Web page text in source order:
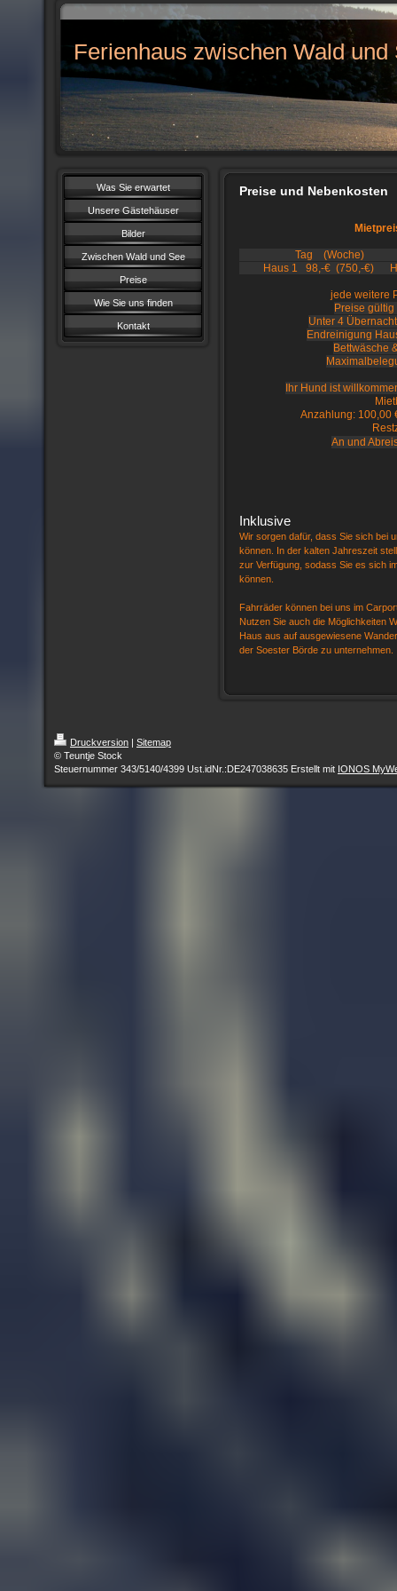
Ferienhaus zwischen Wald und
Was Sie erwartet
Unsere Gästehäuser
Bilder
Zwischen Wald und See
Preise
Wie Sie uns finden
Kontakt
Preise und Nebenkosten
Tag
Haus 1 98,-€ (750,-€)
jede weitere
Preise
Unter 4
Endreinigung
Bettwäsche
Ihr Hund ist
Anzahlung: 100,00 €
An und
Inklusive
Wir sorgen dafür, dass Sie sich bei
können. In der kalten Jahreszeit
zur Verfügung, sodass Sie es sich
können.
Fahrräder können bei uns im
Nutzen Sie auch die Möglichkeiten
Haus aus auf ausgewiesene
der Soester Börde zu unternehmen.
Druckversion | Sitemap
© Teuntje Stock
Steuernummer 343/5140/4399 Ust.idNr.:DE247038635 Erstellt mit IONOS